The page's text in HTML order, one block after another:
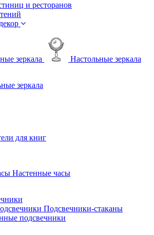
и ресторанов
зеркала Настольные зеркала
зеркала
для книг
Настенные часы
Подсвечники-стаканы
подсвечники